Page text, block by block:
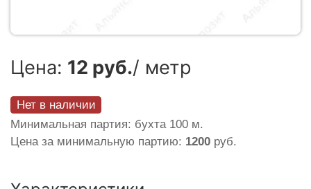
Цена: 12 руб./ метр
Нет в наличии
Минимальная партия: бухта 100 м.
Цена за минимальную партию: 1200 руб.